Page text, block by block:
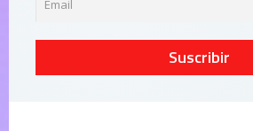
Suscribir